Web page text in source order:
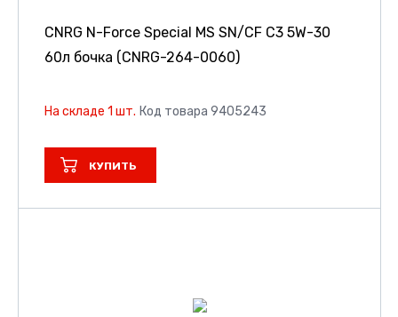
CNRG N-Force Special MS SN/CF C3 5W-30
60л бочка (CNRG-264-0060)
На складе 1 шт. Код товара 9405243
КУПИТЬ